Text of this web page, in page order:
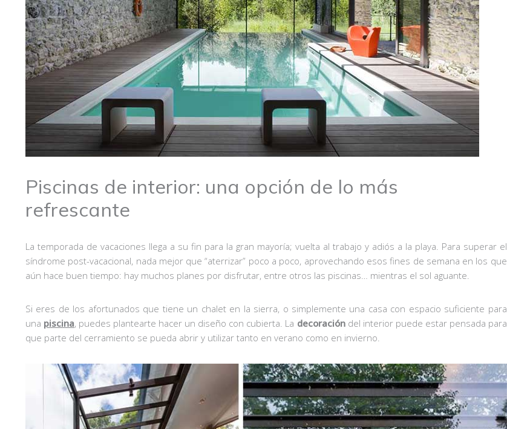
Piscinas de interior: una opción de lo más
refrescante
La temporada de vacaciones llega a su fin para la gran mayoría; vuelta al trabajo y adiós a la playa. Para superar el
síndrome post-vacacional, nada mejor que “aterrizar” poco a poco, aprovechando esos fines de semana en los que
aún hace buen tiempo: hay muchos planes por disfrutar, entre otros las piscinas… mientras el sol aguante.
Si eres de los afortunados que tiene un chalet en la sierra, o simplemente una casa con espacio suficiente para
una piscina, puedes plantearte hacer un diseño con cubierta. La decoracióndel interior puede estar pensada para
que parte del cerramiento se pueda abrir y utilizar tanto en verano como en invierno.